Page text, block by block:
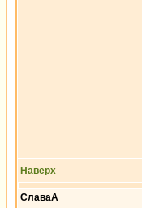
Наверх
СлаваА